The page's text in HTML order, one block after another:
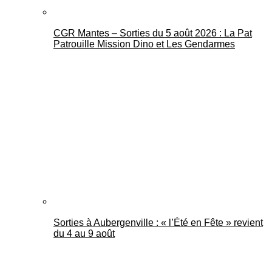
Mantes Actu
CGR Mantes – Sorties du 5 août 2026 : La Pat
Patrouille Mission Dino et Les Gendarmes
Sorties à Aubergenville : « l’Été en Fête » revient
du 4 au 9 août